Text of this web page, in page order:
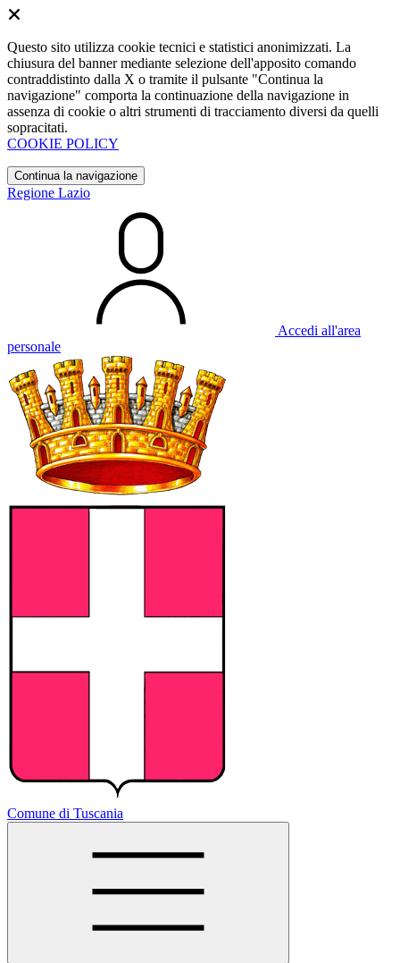
Questo sito utilizza cookie tecnici e statistici anonimizzati. La
chiusura del banner mediante selezione dell'apposito comando
contraddistinto dalla X o tramite il pulsante "Continua la
navigazione" comporta la continuazione della navigazione in
assenza di cookie o altri strumenti di tracciamento diversi da quelli
sopracitati.
COOKIE POLICY
Continua la navigazione
Regione Lazio
Accedi all'area
personale
Comune di Tuscania